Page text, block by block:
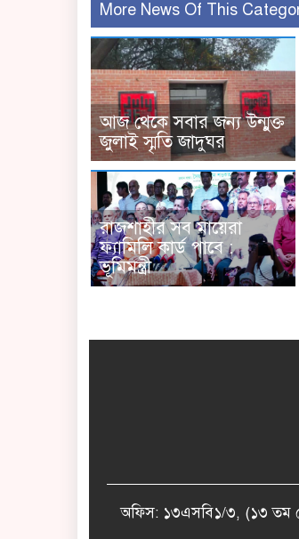
More News Of This
আজ থেকে সবার জন্য উন্মুক্ত
জুলাই স্মৃতি জাদুঘর
রাজশাহীর সব মায়েরা
ফ্যামিলি কার্ড পাবে :
ভূমিমন্ত্রী
অফিস: ১৩এসবি১/৩, (১৩ তম